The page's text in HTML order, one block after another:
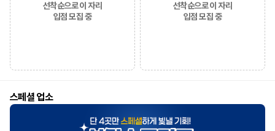
선착순으로 이 자리
입점 모집 중
선착순으로 이 자리
입점 모집 중
스페셜 업소